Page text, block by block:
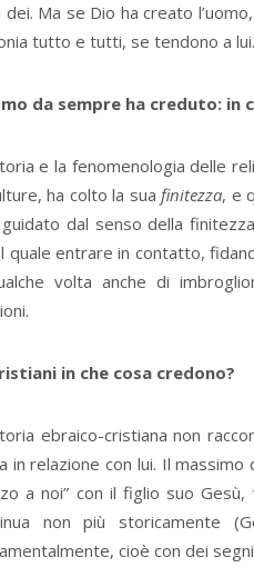
Ma se Dio ha creato
tutto e tutti, se tendono a lui.
da sempre ha creduto: in
e la fenomenologia delle
ha colto la suafinitezza, e
dal senso della
quale entrare in contatto,
volta anche di
in che cosa credono?
ebraico-cristiana non
in relazione con lui. Il
a noi” con il figlio suo
non più storicamente
cioè con dei